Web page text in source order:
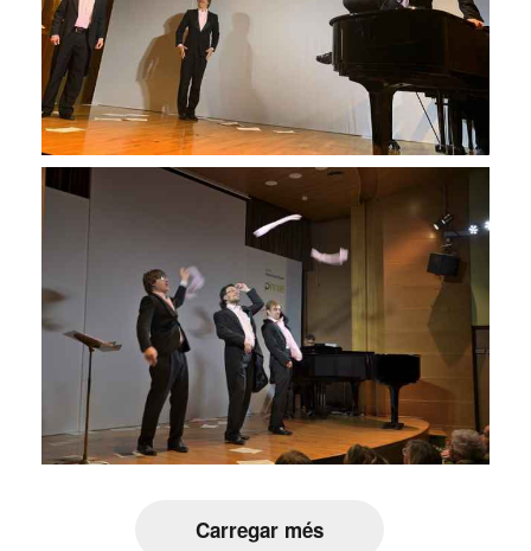
Carregar més